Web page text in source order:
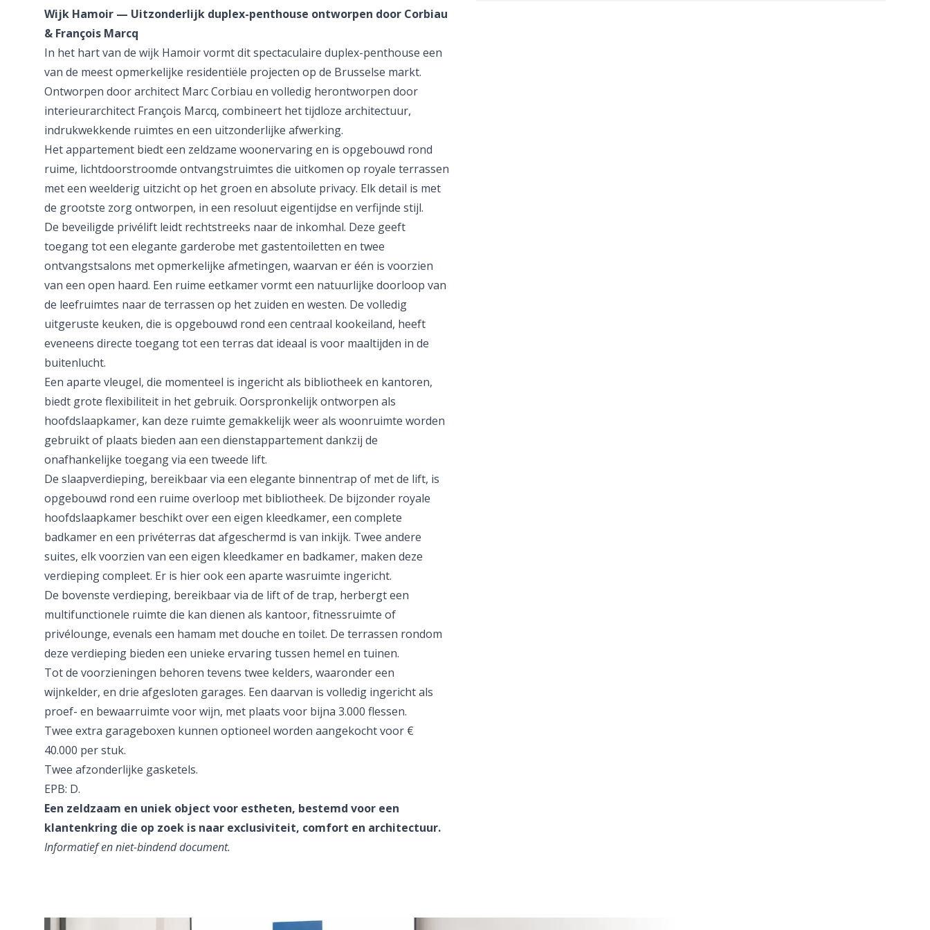
Wijk Hamoir — Uitzonderlijk duplex-penthouse ontworpen door Corbiau
& François Marcq
In het hart van de wijk Hamoir vormt dit spectaculaire duplex-penthouse een
van de meest opmerkelijke residentiële projecten op de Brusselse markt.
Ontworpen door architect Marc Corbiau en volledig herontworpen door
interieurarchitect François Marcq, combineert het tijdloze architectuur,
indrukwekkende ruimtes en een uitzonderlijke afwerking.
Het appartement biedt een zeldzame woonervaring en is opgebouwd rond
ruime, lichtdoorstroomde ontvangstruimtes die uitkomen op royale terrassen
met een weelderig uitzicht op het groen en absolute privacy. Elk detail is met
de grootste zorg ontworpen, in een resoluut eigentijdse en verfijnde stijl.
De beveiligde privélift leidt rechtstreeks naar de inkomhal. Deze geeft
toegang tot een elegante garderobe met gastentoiletten en twee
ontvangstsalons met opmerkelijke afmetingen, waarvan er één is voorzien
van een open haard. Een ruime eetkamer vormt een natuurlijke doorloop van
de leefruimtes naar de terrassen op het zuiden en westen. De volledig
uitgeruste keuken, die is opgebouwd rond een centraal kookeiland, heeft
eveneens directe toegang tot een terras dat ideaal is voor maaltijden in de
buitenlucht.
Een aparte vleugel, die momenteel is ingericht als bibliotheek en kantoren,
biedt grote flexibiliteit in het gebruik. Oorspronkelijk ontworpen als
hoofdslaapkamer, kan deze ruimte gemakkelijk weer als woonruimte worden
gebruikt of plaats bieden aan een dienstappartement dankzij de
onafhankelijke toegang via een tweede lift.
De slaapverdieping, bereikbaar via een elegante binnentrap of met de lift, is
opgebouwd rond een ruime overloop met bibliotheek. De bijzonder royale
hoofdslaapkamer beschikt over een eigen kleedkamer, een complete
badkamer en een privéterras dat afgeschermd is van inkijk. Twee andere
suites, elk voorzien van een eigen kleedkamer en badkamer, maken deze
verdieping compleet. Er is hier ook een aparte wasruimte ingericht.
De bovenste verdieping, bereikbaar via de lift of de trap, herbergt een
multifunctionele ruimte die kan dienen als kantoor, fitnessruimte of
privélounge, evenals een hamam met douche en toilet. De terrassen rondom
deze verdieping bieden een unieke ervaring tussen hemel en tuinen.
Tot de voorzieningen behoren tevens twee kelders, waaronder een
wijnkelder, en drie afgesloten garages. Een daarvan is volledig ingericht als
proef- en bewaarruimte voor wijn, met plaats voor bijna 3.000 flessen.
Twee extra garageboxen kunnen optioneel worden aangekocht voor €
40.000 per stuk.
Twee afzonderlijke gasketels.
EPB: D.
Een zeldzaam en uniek object voor estheten, bestemd voor een
klantenkring die op zoek is naar exclusiviteit, comfort en architectuur.
Informatief en niet-bindend document.